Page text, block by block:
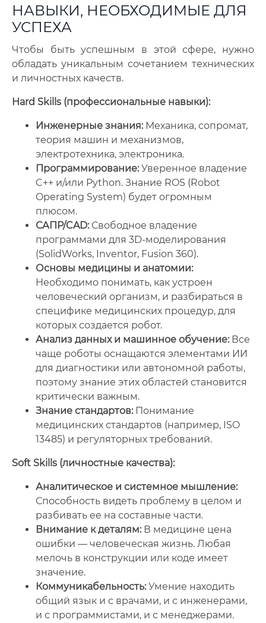
НАВЫКИ, НЕОБХОДИМЫЕ ДЛЯ
УСПЕХА
Чтобы быть успешным в этой сфере, нужно
обладать уникальным сочетанием технических
и личностных качеств.
Hard Skills (профессиональные навыки):
Инженерные знания:Механика, сопромат,
теория машин и механизмов,
электротехника, электроника.
Программирование:Уверенное владение
C++ и/или Python. Знание ROS (Robot
Operating System) будет огромным
плюсом.
САПР/CAD:Свободное владение
программами для 3D-моделирования
(SolidWorks, Inventor, Fusion 360).
Основы медицины и анатомии:
Необходимо понимать, как устроен
человеческий организм, и разбираться в
специфике медицинских процедур, для
которых создается робот.
Анализ данных и машинное обучение:Все
чаще роботы оснащаются элементами ИИ
для диагностики или автономной работы,
поэтому знание этих областей становится
критически важным.
Знание стандартов:Понимание
медицинских стандартов (например, ISO
13485) и регуляторных требований.
Soft Skills (личностные качества):
Аналитическое и системное мышление:
Способность видеть проблему в целом и
разбивать ее на составные части.
Внимание к деталям:В медицине цена
ошибки — человеческая жизнь. Любая
мелочь в конструкции или коде имеет
значение.
Коммуникабельность:Умение находить
общий язык и с врачами, и с инженерами,
и с программистами, и с менеджерами.